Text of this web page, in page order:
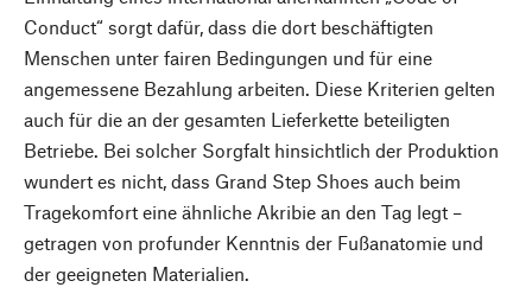
Conduct“ sorgt dafür, dass die dort beschäftigten
Menschen unter fairen Bedingungen und für eine
angemessene Bezahlung arbeiten. Diese Kriterien gelten
auch für die an der gesamten Lieferkette beteiligten
Betriebe. Bei solcher Sorgfalt hinsichtlich der Produktion
wundert es nicht, dass Grand Step Shoes auch beim
Tragekomfort eine ähnliche Akribie an den Tag legt –
getragen von profunder Kenntnis der Fußanatomie und
der geeigneten Materialien.